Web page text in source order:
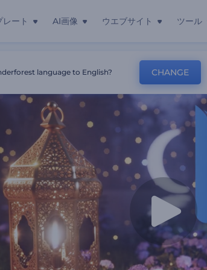
ート AI画像 ウエブサイト ツール
language to English? CHANGE